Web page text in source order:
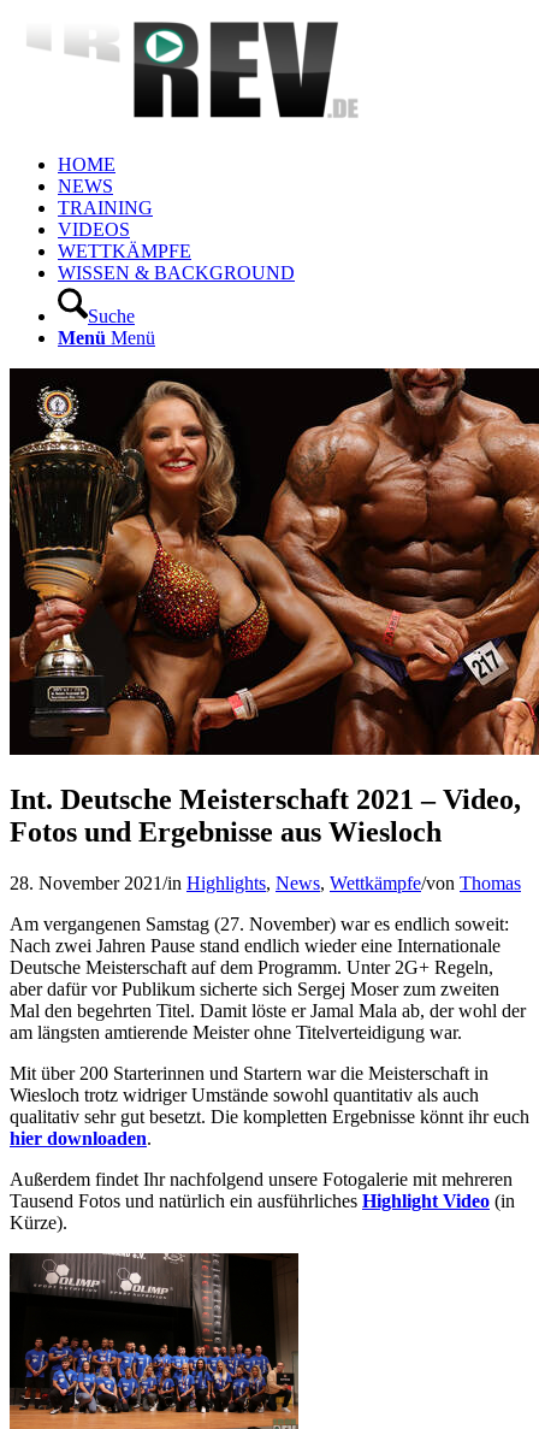
HOME
NEWS
TRAINING
VIDEOS
WETTKÄMPFE
WISSEN & BACKGROUND
Suche
Menü Menü
Int. Deutsche Meisterschaft 2021 – Video,
Fotos und Ergebnisse aus Wiesloch
28. November 2021/in Highlights, News, Wettkämpfe/von Thomas
Am vergangenen Samstag (27. November) war es endlich soweit:
Nach zwei Jahren Pause stand endlich wieder eine Internationale
Deutsche Meisterschaft auf dem Programm. Unter 2G+ Regeln,
aber dafür vor Publikum sicherte sich Sergej Moser zum zweiten
Mal den begehrten Titel. Damit löste er Jamal Mala ab, der wohl der
am längsten amtierende Meister ohne Titelverteidigung war.
Mit über 200 Starterinnen und Startern war die Meisterschaft in
Wiesloch trotz widriger Umstände sowohl quantitativ als auch
qualitativ sehr gut besetzt. Die kompletten Ergebnisse könnt ihr euch
hier downloaden.
Außerdem findet Ihr nachfolgend unsere Fotogalerie mit mehreren
Tausend Fotos und natürlich ein ausführliches Highlight Video (in
Kürze).